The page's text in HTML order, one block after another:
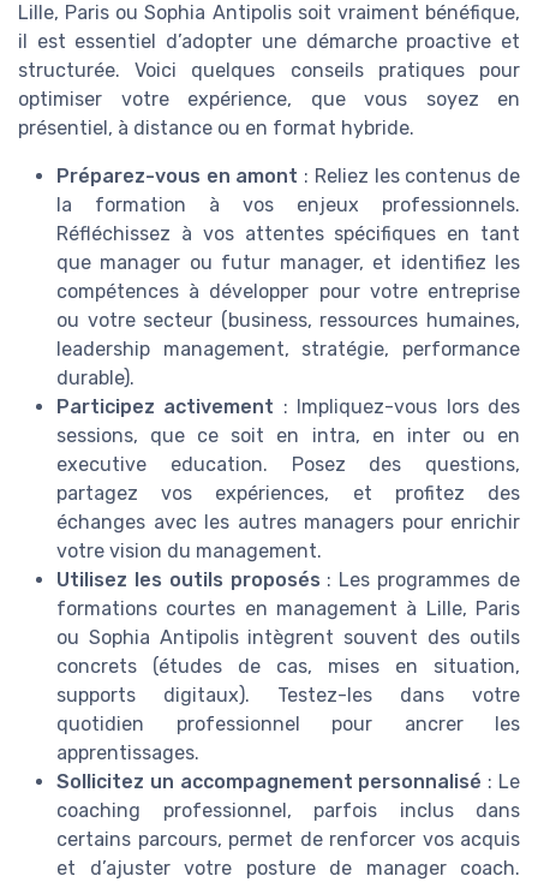
Lille, Paris ou Sophia Antipolis soit vraiment bénéfique,
il est essentiel d’adopter une démarche proactive et
structurée. Voici quelques conseils pratiques pour
optimiser votre expérience, que vous soyez en
présentiel, à distance ou en format hybride.
Préparez-vous en amont : Reliez les contenus de
la formation à vos enjeux professionnels.
Réfléchissez à vos attentes spécifiques en tant
que manager ou futur manager, et identifiez les
compétences à développer pour votre entreprise
ou votre secteur (business, ressources humaines,
leadership management, stratégie, performance
durable).
Participez activement : Impliquez-vous lors des
sessions, que ce soit en intra, en inter ou en
executive education. Posez des questions,
partagez vos expériences, et profitez des
échanges avec les autres managers pour enrichir
votre vision du management.
Utilisez les outils proposés : Les programmes de
formations courtes en management à Lille, Paris
ou Sophia Antipolis intègrent souvent des outils
concrets (études de cas, mises en situation,
supports digitaux). Testez-les dans votre
quotidien professionnel pour ancrer les
apprentissages.
Sollicitez un accompagnement personnalisé : Le
coaching professionnel, parfois inclus dans
certains parcours, permet de renforcer vos acquis
et d’ajuster votre posture de manager coach.